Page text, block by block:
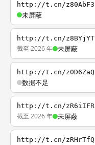
http://t.cn/z80AbF3
未屏蔽
http://t.cn/z8BYjYT
截至 2026 年 未屏蔽
http://t.cn/z0D6ZaQ
数据不足
http://t.cn/zR6iIFR
截至 2026 年 未屏蔽
http://t.cn/zRHrTfQ